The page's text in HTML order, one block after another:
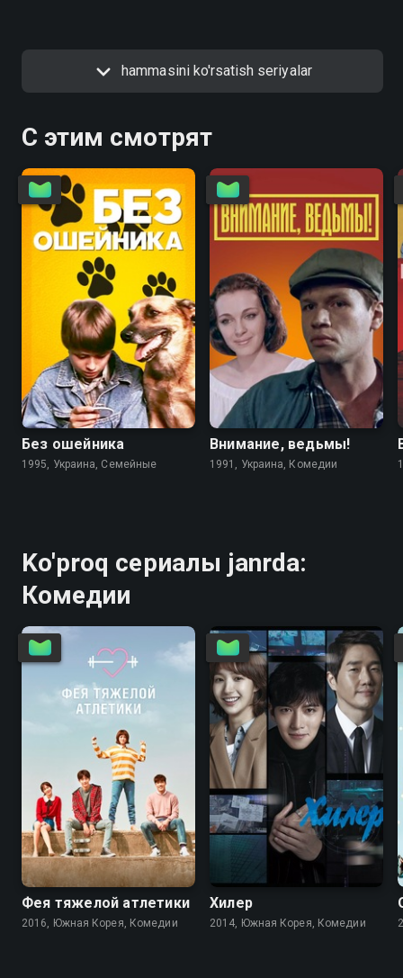
hammasini ko'rsatish seriyalar
С этим смотрят
6.7 4.6
Без ошейника
1995, Украина, Семейные
5.6
Внимание, ведьмы!
1991, Украина, Комедии
Ko'proq сериалы janrda:
Комедии
8.3 8.3
Фея тяжелой атлетики
2016, Южная Корея, Комедии
8.4
Хилер
2014, Южная Корея, Комедии